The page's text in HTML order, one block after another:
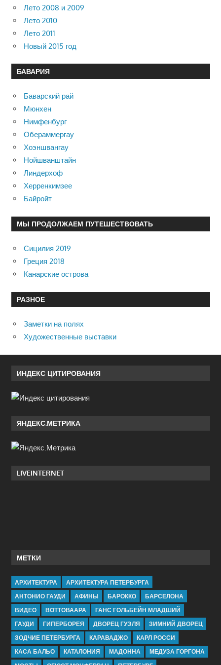
Лето 2008 и 2009
Лето 2010
Лето 2011
Новый 2015 год
БАВАРИЯ
Баварский рай
Мюнхен
Нимфенбург
Обераммергау
Хоэншвангау
Нойшванштайн
Линдерхоф
Херренкимзее
Байройт
МЫ ПРОДОЛЖАЕМ ПУТЕШЕСТВОВАТЬ
Сицилия 2019
Греция 2018
Канарские острова
РАЗНОЕ
Заметки на полях
Художественные выставки
ИНДЕКС ЦИТИРОВАНИЯ
ЯНДЕКС.МЕТРИКА
LIVEINTERNET
МЕТКИ
АРХИТЕКТУРА
АРХИТЕКТУРА ПЕТЕРБУРГА
АНТОНИО ГАУДИ
АФИНЫ БАРОККО
БАРСЕЛОНА
ВИДЕО
ВОТТОВААРА
ГАНС ГОЛЬБЕЙН МЛАДШИЙ
ГАУДИ
ГИПЕРБОРЕЯ ДВОРЕЦ ГУЭЛЯ
ЗИМНИЙ ДВОРЕЦ
ЗОДЧИЕ ПЕТЕРБУРГА
КАРАВАДЖО
КАРЛ РОССИ
КАСА БАЛЬО
КАТАЛОНИЯ МАДОННА
МЕДУЗА ГОРГОНА